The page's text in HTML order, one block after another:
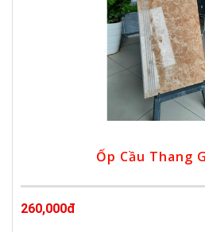
Ốp Cầu Thang
260,000đ